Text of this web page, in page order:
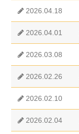
2026.04.18
2026.04.01
2026.03.08
2026.02.26
2026.02.10
2026.02.04